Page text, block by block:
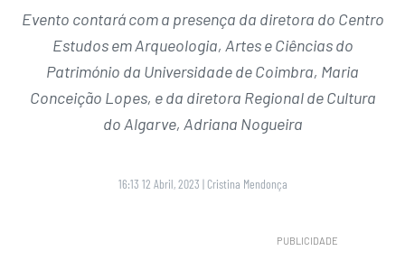
Evento contará com a presença da diretora do Centro
Estudos em Arqueologia, Artes e Ciências do
Património da Universidade de Coimbra, Maria
Conceição Lopes, e da diretora Regional de Cultura
do Algarve, Adriana Nogueira
16:13 12 Abril, 2023 | Cristina Mendonça